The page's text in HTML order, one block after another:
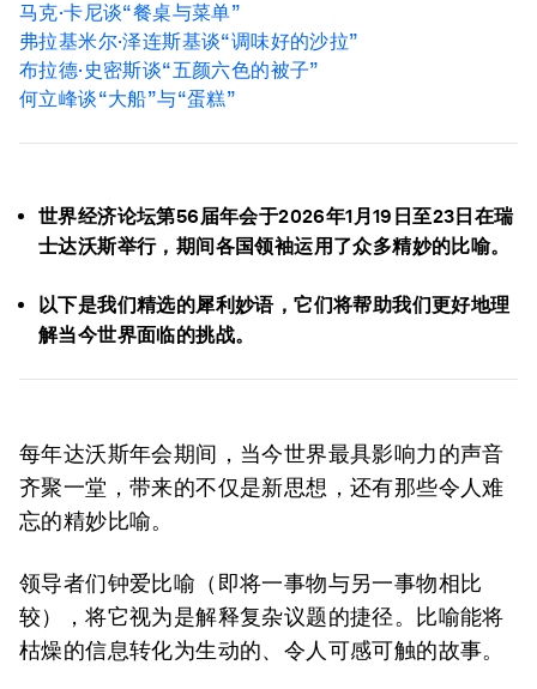
世界经济论坛第56届年会于2026年1月19日至23日在瑞
士达沃斯举行，期间各国领袖运用了众多精妙的比喻。
以下是我们精选的犀利妙语，它们将帮助我们更好地理
解当今世界面临的挑战。
每年达沃斯年会期间，当今世界最具影响力的声音
齐聚一堂，带来的不仅是新思想，还有那些令人难
忘的精妙比喻。
领导者们钟爱比喻（即将一事物与另一事物相比
较），将它视为是解释复杂议题的捷径。比喻能将
枯燥的信息转化为生动的、令人可感可触的故事。
马克·卡尼谈“餐桌与菜单”
弗拉基米尔·泽连斯基谈“调味好的沙拉”
布拉德·史密斯谈“五颜六色的被子”
何立峰谈“大船”与“蛋糕”